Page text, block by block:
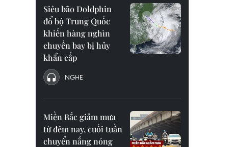
Siêu bão Doldphin
đổ bộ Trung Quốc
khiến hàng nghìn
chuyến bay bị hủy
khẩn cấp
NGHE
Miền Bắc giảm mưa
từ đêm nay, cuối tuần
chuyển nắng nóng